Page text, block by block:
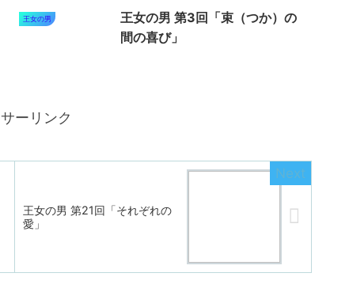
王女の男
王女の男 第3回「束（つか）の
間の喜び」
ーリンク
王女の男 第21回「それぞれの
愛」